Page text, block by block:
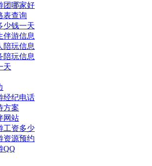
团哪家好
表查询
少钱一天
伴游信息
陪玩信息
陪玩信息
天
经纪电话
方案
网站
工资多少
资源预约
QQ